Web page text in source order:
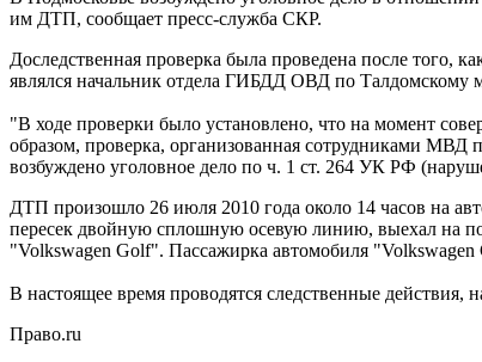
им ДТП, сообщает пресс-служба СКР.
Доследственная проверка была проведена после
являлся начальник отдела ГИБДД ОВД по Талдомскому
"В ходе проверки было установлено, что на момент
образом, проверка, организованная сотрудниками
возбуждено уголовное дело по ч. 1 ст. 264 УК РФ
ДТП произошло 26 июля 2010 года около 14 часов на
пересек двойную сплошную осевую линию, выехал на
"Volkswagen Golf". Пассажирка автомобиля
В настоящее время проводятся следственные действия,
Право.ru